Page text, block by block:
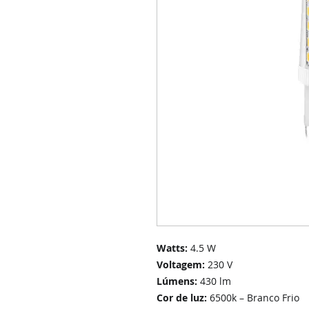
Watts: 4.5 W
Voltagem: 230 V
Lúmens: 430 lm
Cor de luz: 6500k – Branco Frio